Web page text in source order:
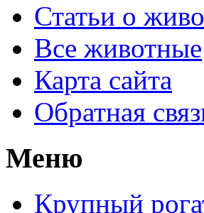
Статьи о
Все животные
Карта сайта
Обратная
Меню
Крупный